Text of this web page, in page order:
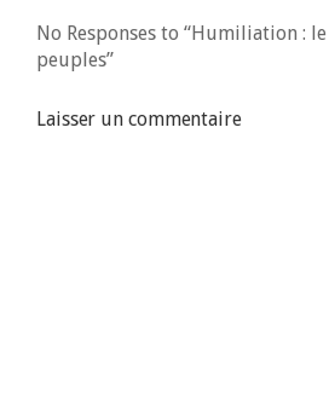
No Responses to “Humiliation :
peuples”
Laisser un commentaire